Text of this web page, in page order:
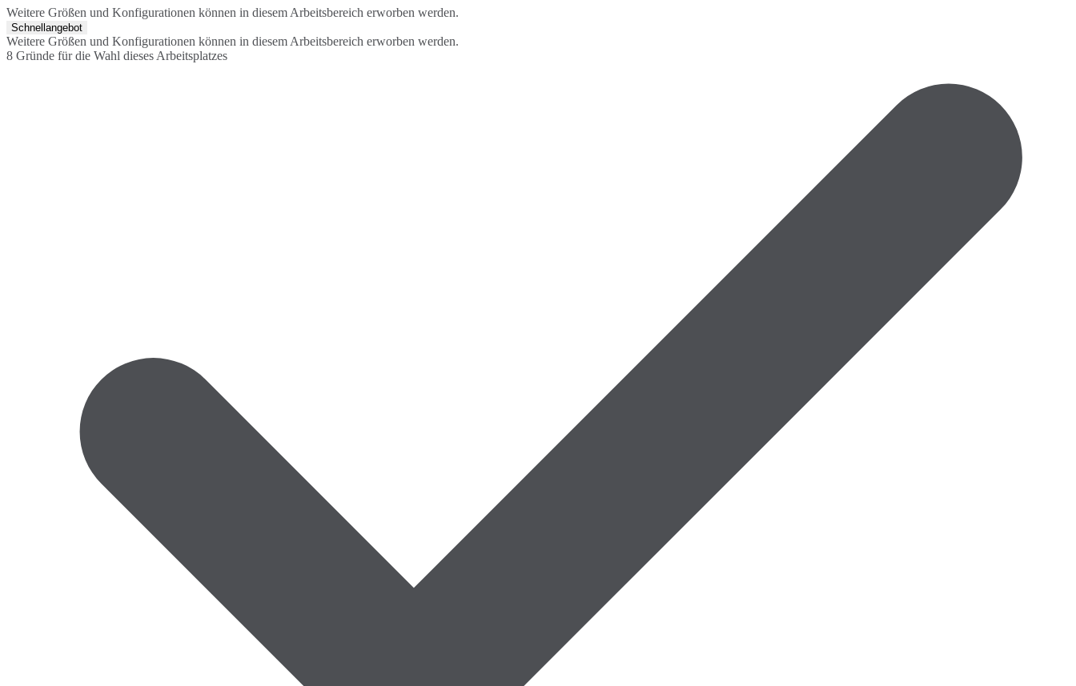
Weitere Größen und Konfigurationen können in diesem Arbeitsbereich erworben werden.
Schnellangebot
Weitere Größen und Konfigurationen können in diesem Arbeitsbereich erworben werden.
8 Gründe für die Wahl dieses Arbeitsplatzes